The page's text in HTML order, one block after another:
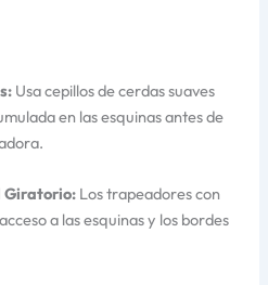
Usa cepillos de cerdas suaves
en las esquinas antes de
Giratorio: Los trapeadores con
a las esquinas y los bordes